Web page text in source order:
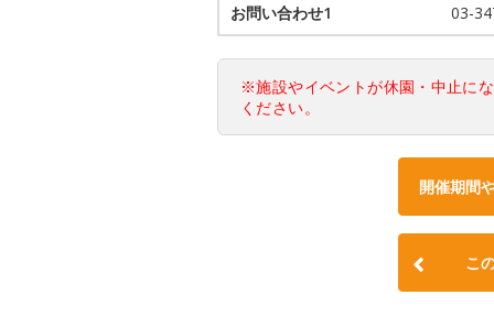
お問い合わせ1 03-
※施設やイベントが休園・中止に
ください。
開催期間
こ